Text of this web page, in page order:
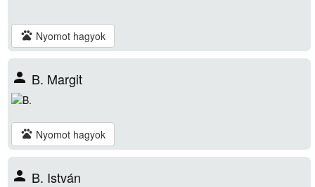
pets Nyomot hagyok
person B. Margit
pets Nyomot hagyok
person B. István